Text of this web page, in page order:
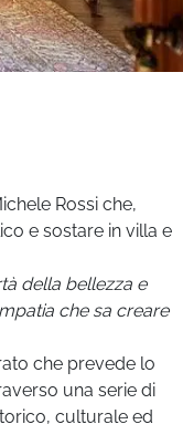
Rossi che,
e sostare in villa e
della bellezza e
che sa creare
che prevede lo
una serie di
culturale ed